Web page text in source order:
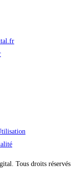
Tous droits réservés